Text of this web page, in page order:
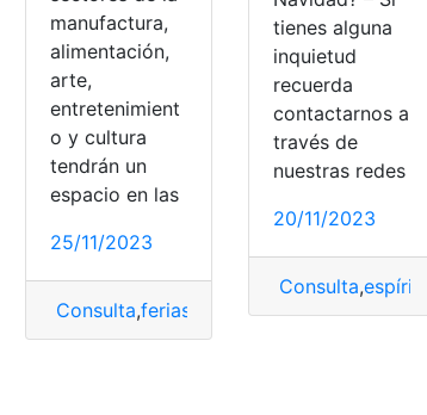
Proyectos de Navidad tecnología
manufactura,
alimentación,
arte,
entretenimient
o y cultura
tendrán un
espacio en las
25/11/2023
Consulta,ferias Ferias navideñas,Navidad
tienes alguna
inquietud
recuerda
contactarnos a
través de
nuestras redes
20/11/2023
Consulta,espíritu